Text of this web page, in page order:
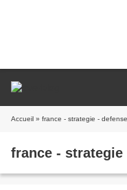
Accueil » france - strategie -
france -